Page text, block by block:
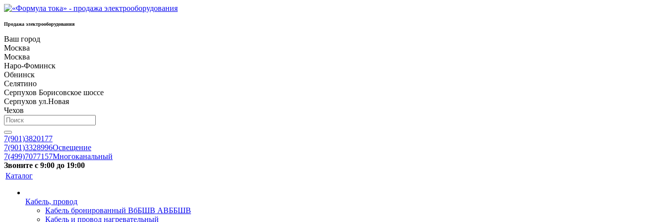
Продажа электрооборудования
Ваш город
Москва
Москва
Наро-Фоминск
Обнинск
Селятино
Серпухов Борисовское шоссе
Серпухов ул.Новая
Чехов
7(901)3820177
7(901)3328996Освещение
7(499)7077157Многоканальный
Звоните с 9:00 до 19:00
Каталог
Кабель, провод
Кабель бронированный ВбБШВ АВББШВ
Кабель и провод нагревательный